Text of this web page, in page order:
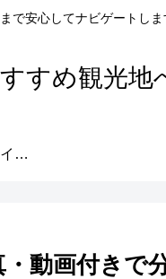
で安心してナビゲートしま
すめ観光地
運営者情報及びプライバシーポリシー
動画付きで